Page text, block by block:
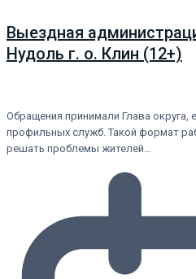
Выездная
Нудоль г. о. Клин (12+)
Обращения принимали Глава округа,
профильных служб. Такой формат
решать проблемы жителей…